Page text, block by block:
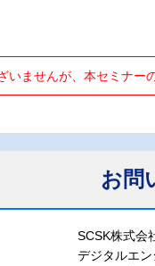
いませんが、本セミナー
お問
SCSK株式会
デジタルエ